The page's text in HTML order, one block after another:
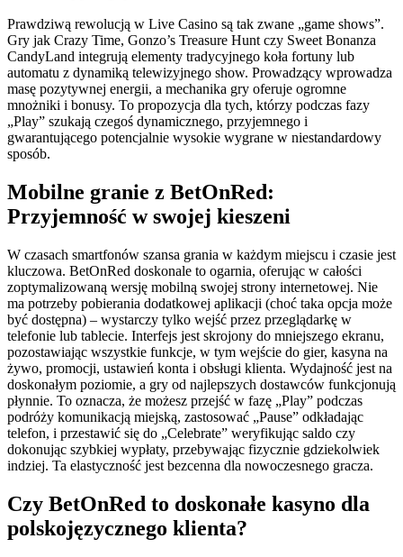
Prawdziwą rewolucją w Live Casino są tak zwane „game shows”.
Gry jak Crazy Time, Gonzo’s Treasure Hunt czy Sweet Bonanza
CandyLand integrują elementy tradycyjnego koła fortuny lub
automatu z dynamiką telewizyjnego show. Prowadzący wprowadza
masę pozytywnej energii, a mechanika gry oferuje ogromne
mnożniki i bonusy. To propozycja dla tych, którzy podczas fazy
„Play” szukają czegoś dynamicznego, przyjemnego i
gwarantującego potencjalnie wysokie wygrane w niestandardowy
sposób.
Mobilne granie z BetOnRed:
Przyjemność w swojej kieszeni
W czasach smartfonów szansa grania w każdym miejscu i czasie jest
kluczowa. BetOnRed doskonale to ogarnia, oferując w całości
zoptymalizowaną wersję mobilną swojej strony internetowej. Nie
ma potrzeby pobierania dodatkowej aplikacji (choć taka opcja może
być dostępna) – wystarczy tylko wejść przez przeglądarkę w
telefonie lub tablecie. Interfejs jest skrojony do mniejszego ekranu,
pozostawiając wszystkie funkcje, w tym wejście do gier, kasyna na
żywo, promocji, ustawień konta i obsługi klienta. Wydajność jest na
doskonałym poziomie, a gry od najlepszych dostawców funkcjonują
płynnie. To oznacza, że możesz przejść w fazę „Play” podczas
podróży komunikacją miejską, zastosować „Pause” odkładając
telefon, i przestawić się do „Celebrate” weryfikując saldo czy
dokonując szybkiej wypłaty, przebywając fizycznie gdziekolwiek
indziej. Ta elastyczność jest bezcenna dla nowoczesnego gracza.
Czy BetOnRed to doskonałe kasyno dla
polskojęzycznego klienta?